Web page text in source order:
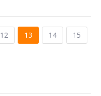
12 13 14
15